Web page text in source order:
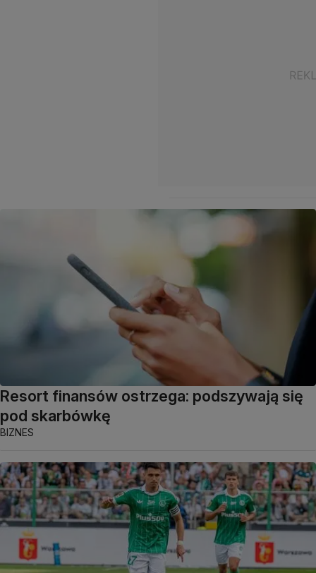
Resort finansów ostrzega: podszywają się
pod skarbówkę
BIZNES